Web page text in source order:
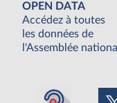
OPEN DATA
Accédez à toutes
les données de
l'Assemblée